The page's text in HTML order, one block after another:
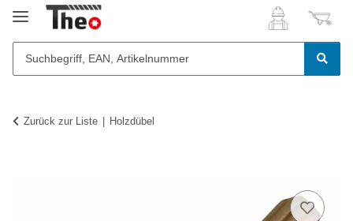
Zurück zur Liste Holzdübel